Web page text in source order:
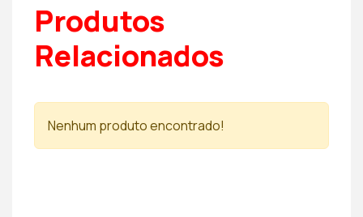
Produtos
Relacionados
Nenhum produto encontrado!